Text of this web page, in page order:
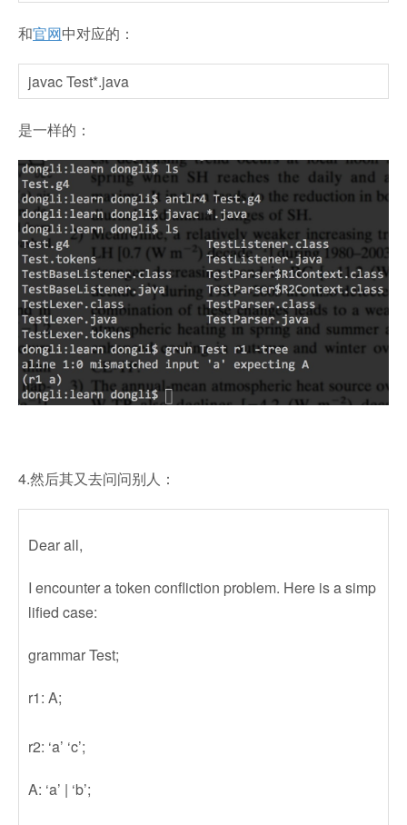
和官网中对应的：
javac Test*.java
是一样的：
4.然后其又去问问别人：
Dear all,
I encounter a token confliction problem. Here is a simp
lified case:
grammar Test;
r1: A;
r2: ‘a’ ‘c’;
A: ‘a’ | ‘b’;